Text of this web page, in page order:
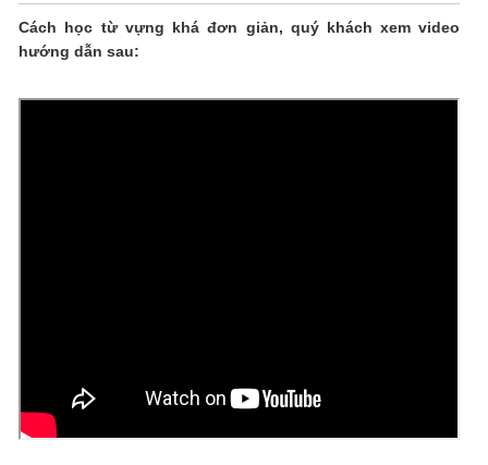
Cách học từ vựng khá đơn giản, quý khách xem video
hướng dẫn sau: